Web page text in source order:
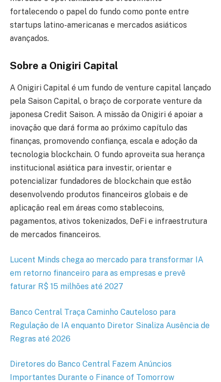
fortalecendo o papel do fundo como ponte entre
startups latino-americanas e mercados asiáticos
avançados.
Sobre a Onigiri Capital
A Onigiri Capital é um fundo de venture capital lançado
pela Saison Capital, o braço de corporate venture da
japonesa Credit Saison. A missão da Onigiri é apoiar a
inovação que dará forma ao próximo capítulo das
finanças, promovendo confiança, escala e adoção da
tecnologia blockchain. O fundo aproveita sua herança
institucional asiática para investir, orientar e
potencializar fundadores de blockchain que estão
desenvolvendo produtos financeiros globais e de
aplicação real em áreas como stablecoins,
pagamentos, ativos tokenizados, DeFi e infraestrutura
de mercados financeiros.
Lucent Minds chega ao mercado para transformar IA
em retorno financeiro para as empresas e prevê
faturar R$ 15 milhões até 2027
Banco Central Traça Caminho Cauteloso para
Regulação de IA enquanto Diretor Sinaliza Ausência de
Regras até 2026
Diretores do Banco Central Fazem Anúncios
Importantes Durante o Finance of Tomorrow